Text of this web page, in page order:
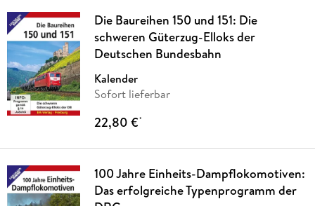
Die Baureihen 150 und 151: Die
schweren Güterzug-Elloks der
Deutschen Bundesbahn
Kalender
Sofort lieferbar
22,80 €*
100 Jahre Einheits-Dampflokomotiven:
Das erfolgreiche Typenprogramm der